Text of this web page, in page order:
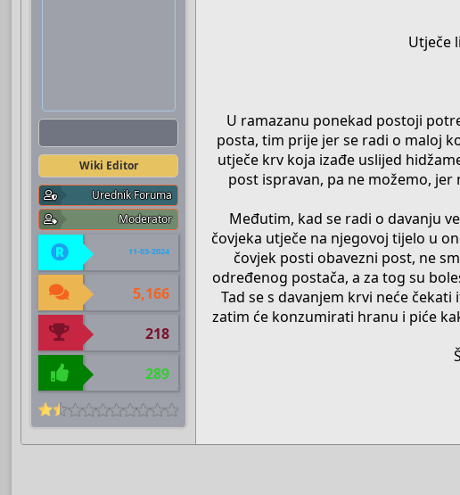
Wiki Editor
Urednik Foruma
Moderator
11-03-2024
5,166
218
289
Utječe
U ramazanu ponekad postoji
posta, tim prije jer se radi o maloj
utječe krv koja izađe uslijed
post ispravan, pa ne možemo,
Međutim, kad se radi o davanju
čovjeka utječe na njegovoj tijelo u
čovjek posti obavezni post, ne
određenog postača, a za tog su
Tad se s davanjem krvi neće
zatim će konzumirati hranu i piće